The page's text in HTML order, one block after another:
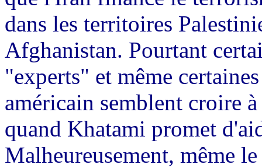
dans les territoires
Afghanistan. Pourtant
"experts" et même
américain semblent croire
quand Khatami promet
Malheureusement, même